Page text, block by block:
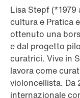
Lisa Stepf (*1979
cultura e Pratica
ottenuto una
e dal progetto
curatrici. Vive in
lavora come
violoncellista. Da
internazionale